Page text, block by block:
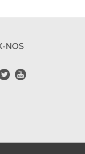
NOS